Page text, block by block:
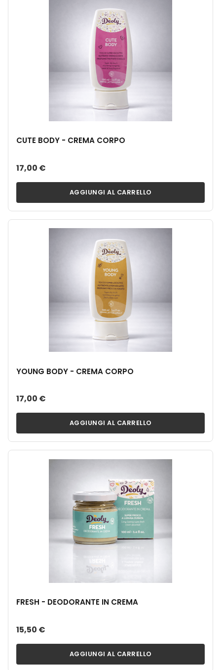
CUTE BODY - CREMA CORPO
17,00 €
AGGIUNGI AL CARRELLO
YOUNG BODY - CREMA CORPO
17,00 €
AGGIUNGI AL CARRELLO
FRESH - DEODORANTE IN CREMA
15,50 €
AGGIUNGI AL CARRELLO